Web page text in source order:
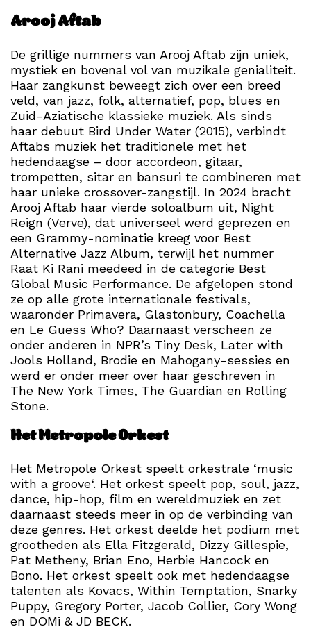
Arooj Aftab
De grillige nummers van Arooj Aftab zijn uniek,
mystiek en bovenal vol van muzikale genialiteit.
Haar zangkunst beweegt zich over een breed
veld, van jazz, folk, alternatief, pop, blues en
Zuid-Aziatische klassieke muziek. Als sinds
haar debuut Bird Under Water (2015), verbindt
Aftabs muziek het traditionele met het
hedendaagse – door accordeon, gitaar,
trompetten, sitar en bansuri te combineren met
haar unieke crossover-zangstijl. In 2024 bracht
Arooj Aftab haar vierde soloalbum uit, Night
Reign (Verve), dat universeel werd geprezen en
een Grammy-nominatie kreeg voor Best
Alternative Jazz Album, terwijl het nummer
Raat Ki Rani meedeed in de categorie Best
Global Music Performance. De afgelopen stond
ze op alle grote internationale festivals,
waaronder Primavera, Glastonbury, Coachella
en Le Guess Who? Daarnaast verscheen ze
onder anderen in NPR’s Tiny Desk, Later with
Jools Holland, Brodie en Mahogany-sessies en
werd er onder meer over haar geschreven in
The New York Times, The Guardian en Rolling
Stone.
Het Metropole Orkest
Het Metropole Orkest speelt orkestrale ‘music
with a groove‘. Het orkest speelt pop, soul, jazz,
dance, hip-hop, film en wereldmuziek en zet
daarnaast steeds meer in op de verbinding van
deze genres. Het orkest deelde het podium met
grootheden als Ella Fitzgerald, Dizzy Gillespie,
Pat Metheny, Brian Eno, Herbie Hancock en
Bono. Het orkest speelt ook met hedendaagse
talenten als Kovacs, Within Temptation, Snarky
Puppy, Gregory Porter, Jacob Collier, Cory Wong
en DOMi & JD BECK.